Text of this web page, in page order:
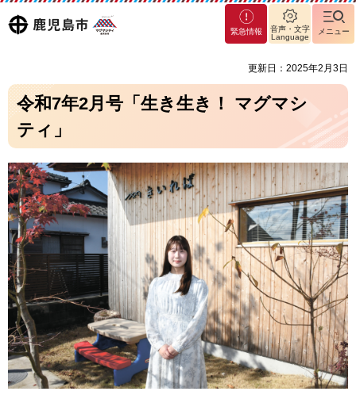
鹿児島
マグ
マシ
緊急情報
音声・文字
Language
メニュー
更新日：2025年2月3日
令和7年2月号「生き生き！ マグマシ
ティ」